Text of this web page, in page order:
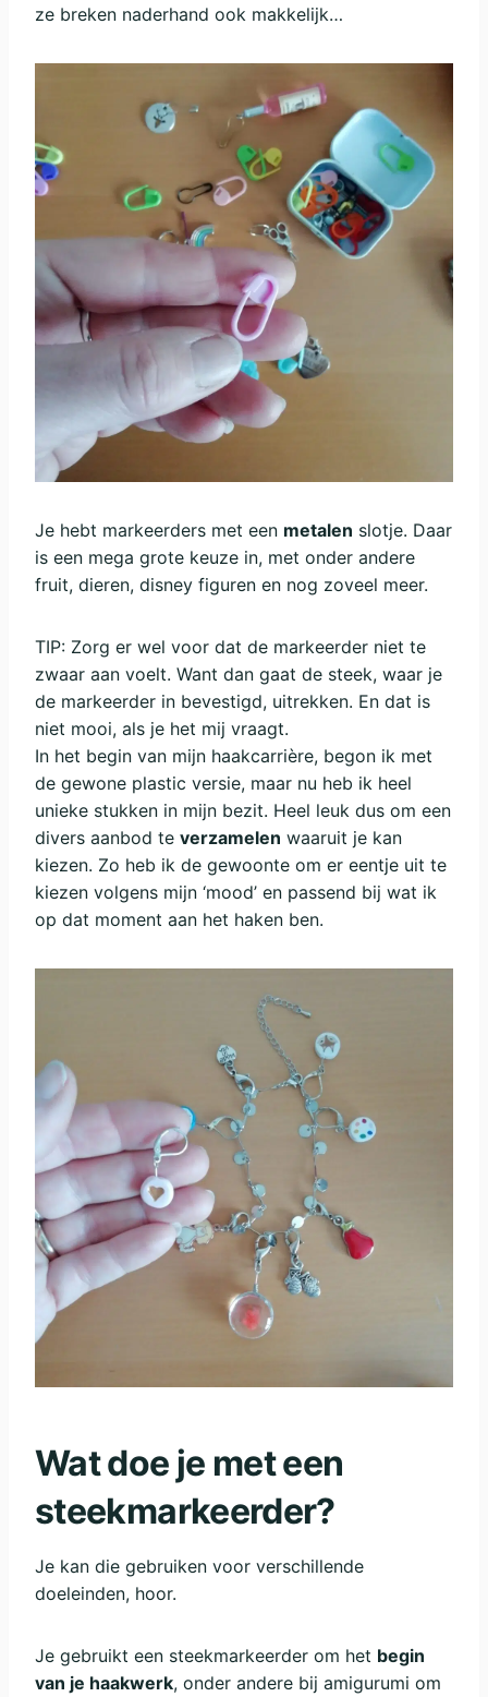
ze breken naderhand ook makkelijk…
Je hebt markeerders met een metalen slotje. Daar
is een mega grote keuze in, met onder andere
fruit, dieren, disney figuren en nog zoveel meer.
TIP: Zorg er wel voor dat de markeerder niet te
zwaar aan voelt. Want dan gaat de steek, waar je
de markeerder in bevestigd, uitrekken. En dat is
niet mooi, als je het mij vraagt.
In het begin van mijn haakcarrière, begon ik met
de gewone plastic versie, maar nu heb ik heel
unieke stukken in mijn bezit. Heel leuk dus om een
divers aanbod te verzamelen waaruit je kan
kiezen. Zo heb ik de gewoonte om er eentje uit te
kiezen volgens mijn ‘mood’ en passend bij wat ik
op dat moment aan het haken ben.
Wat doe je met een
steekmarkeerder?
Je kan die gebruiken voor verschillende
doeleinden, hoor.
Je gebruikt een steekmarkeerder om het begin
van je haakwerk, onder andere bij amigurumi om